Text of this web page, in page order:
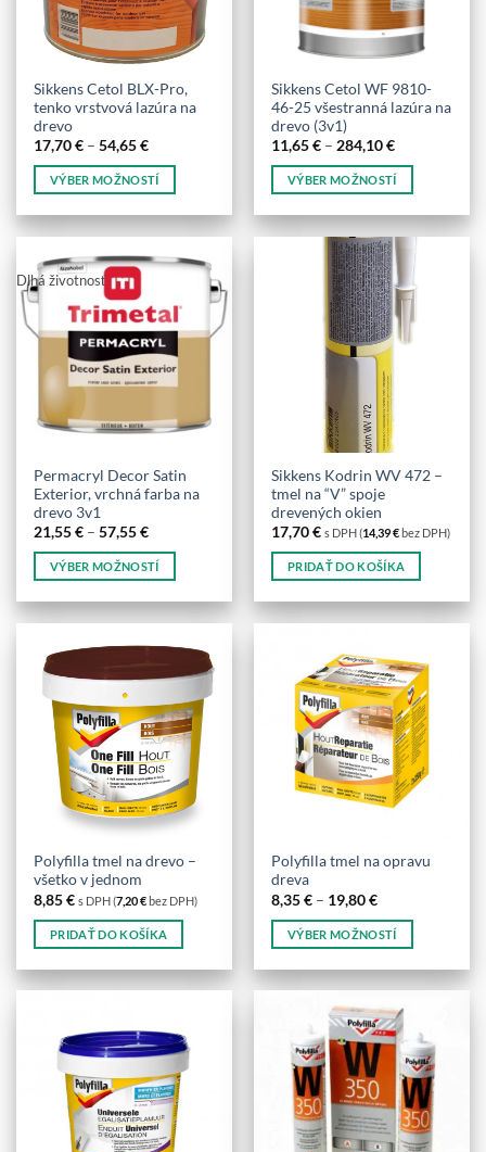
Sikkens Cetol BLX-Pro,
tenko vrstvová lazúra na
drevo
17,70€ – 54,65€Price
17,70 €
through
VÝBER MOŽNOSTÍ
produkt
viacero
variantov.
Možnosti
si
môžete
vybrať
na
stránke
Sikkens Cetol WF 9810-
46-25 všestranná lazúra na
drevo (3v1)
11,65€ – 284,10€Price
11,65 €
through
VÝBER MOŽNOSTÍ
produkt
variantov.
Možnosti
produktu.
Dlhá životnosť
Permacryl Decor Satin
Exterior, vrchná farba na
drevo 3v1
21,55€ – 57,55€Price
21,55 €
through
VÝBER MOŽNOSTÍ
produkt
viacero
variantov.
Možnosti
môžete
vybrať
stránke
Sikkens Kodrin WV 472 –
tmel na “V” spoje
drevených okien
17,70€ s DPH (14,39€bez DPH)
PRIDAŤ DO KOŠÍKA
Polyfilla tmel na drevo –
všetko v jednom
8,85€ s DPH (7,20€bez DPH)
PRIDAŤ DO KOŠÍKA
Polyfilla tmel na opravu
dreva
8,35€ – 19,80€Price
8,35 €
through
VÝBER MOŽNOSTÍ
produkt
viacero
variantov.
Možnosti
môžete
vybrať